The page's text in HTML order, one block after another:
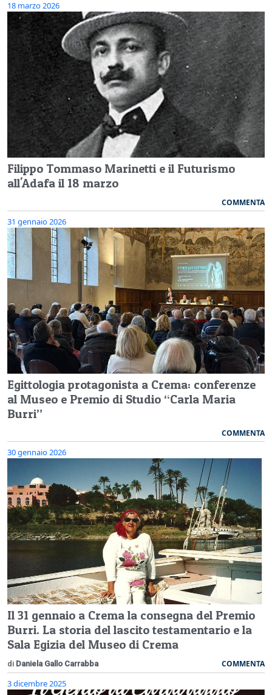
18 marzo 2026
Filippo Tommaso Marinetti e il Futurismo
all'Adafa il 18 marzo
COMMENTA
31 gennaio 2026
Egittologia protagonista a Crema: conferenze
al Museo e Premio di Studio “Carla Maria
Burri”
COMMENTA
30 gennaio 2026
Il 31 gennaio a Crema la consegna del Premio
Burri. La storia del lascito testamentario e la
Sala Egizia del Museo di Crema
di Daniela Gallo Carrabba COMMENTA
3 dicembre 2025